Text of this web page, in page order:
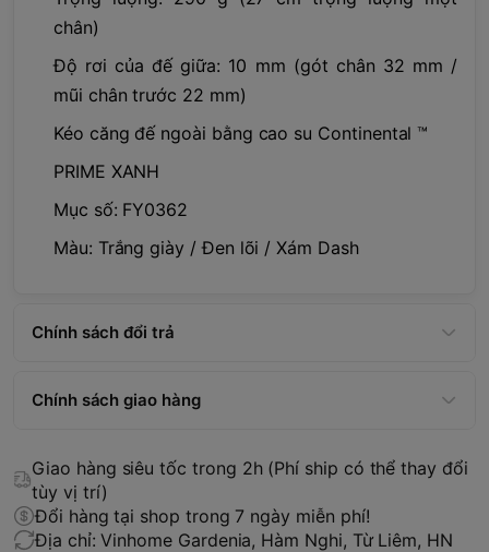
chân)
Độ rơi của đế giữa: 10 mm (gót chân 32 mm /
mũi chân trước 22 mm)
Kéo căng đế ngoài bằng cao su Continental ™
PRIME XANH
Mục số: FY0362
Màu: Trắng giày / Đen lõi / Xám Dash
Chính sách đổi trả
Chính sách giao hàng
Giao hàng siêu tốc trong 2h (Phí ship có thể thay đổi
tùy vị trí)
Đổi hàng tại shop trong 7 ngày miễn phí!
Địa chỉ: Vinhome Gardenia, Hàm Nghi, Từ Liêm, HN